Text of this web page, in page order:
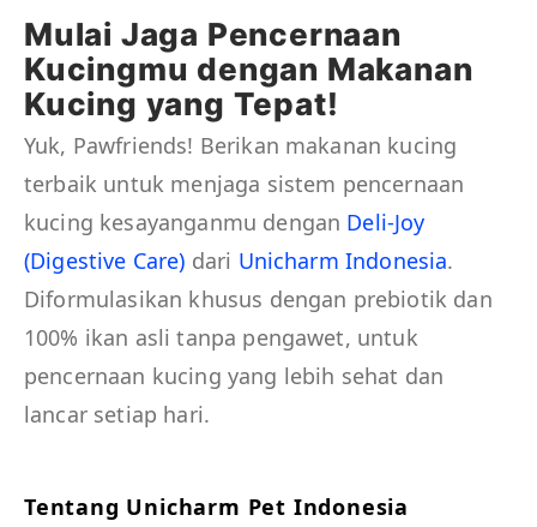
Mulai Jaga Pencernaan
Kucingmu dengan Makanan
Kucing yang Tepat!
Yuk, Pawfriends! Berikan makanan kucing
terbaik untuk menjaga sistem pencernaan
kucing kesayanganmu dengan Deli-Joy
(Digestive Care) dari Unicharm Indonesia.
Diformulasikan khusus dengan prebiotik dan
100% ikan asli tanpa pengawet, untuk
pencernaan kucing yang lebih sehat dan
lancar setiap hari.
Tentang Unicharm Pet Indonesia